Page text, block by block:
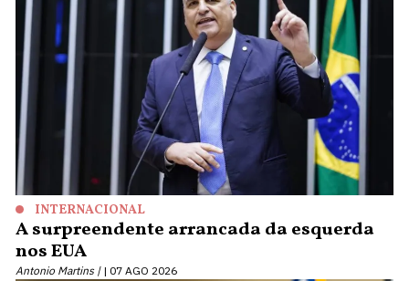
INTERNACIONAL
A surpreendente arrancada da esquerda
nos EUA
Antonio Martins | 07 AGO 2026